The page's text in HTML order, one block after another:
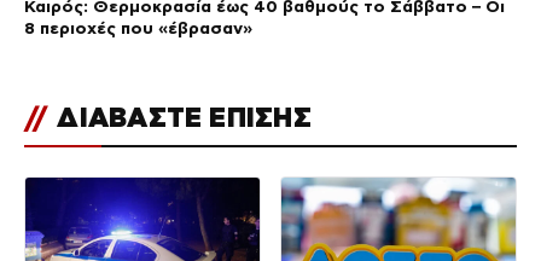
Καιρός: Θερμοκρασία έως 40 βαθμούς το Σάββατο – Οι
8 περιοχές που «έβρασαν»
// ΔΙΑΒΑΣΤΕ ΕΠΙΣΗΣ